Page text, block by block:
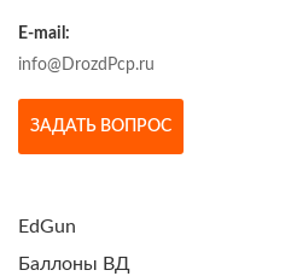
E-mail:
info@DrozdPcp.ru
ЗАДАТЬ ВОПРОС
EdGun
Баллоны ВД